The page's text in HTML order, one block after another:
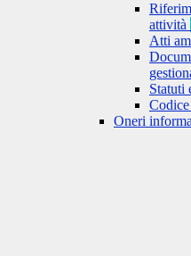
attività
Atti
Statuti
Oneri